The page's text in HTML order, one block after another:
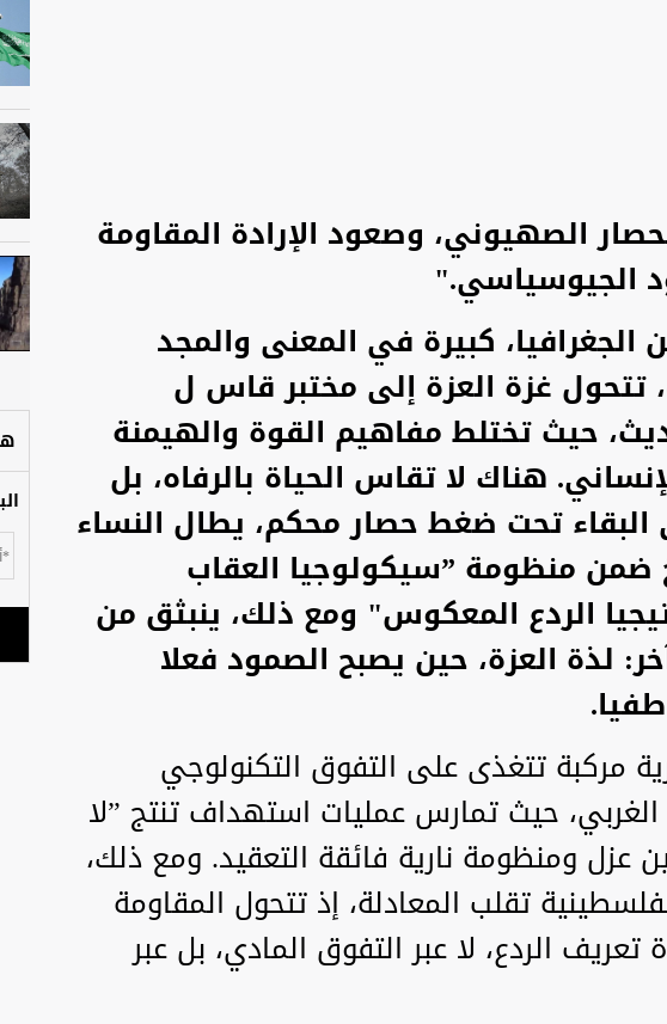
الصهيوني، وصعود الإرادة المقاومة
الجيوسياسي."
كبيرة في المعنى والمجد
تتحول غزة العزة إلى مختبر قاس ل
حيث تختلط مفاهيم القوة والهيمنة
هناك لا تقاس الحياة بالرفاه، بل
البقاء تحت ضغط حصار محكم، يطال النساء
ضمن منظومة ”سيكولوجيا العقاب
الردع المعكوس" ومع ذلك، ينبثق من
لذة العزة، حين يصبح الصمود فعلا
مركبة تتغذى على التفوق التكنولوجي
الغربي، حيث تمارس عمليات استهداف تنتج ”لا
عزل ومنظومة نارية فائقة التعقيد. ومع ذلك،
تقلب المعادلة، إذ تتحول المقاومة
الردع، لا عبر التفوق المادي، بل عبر